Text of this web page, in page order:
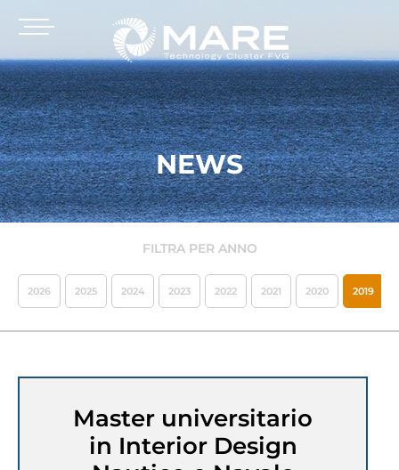
NEWS
FILTRA PER ANNO
2026 2025 2024 2023 2022 2021 2020 2019
Master universitario
in Interior Design